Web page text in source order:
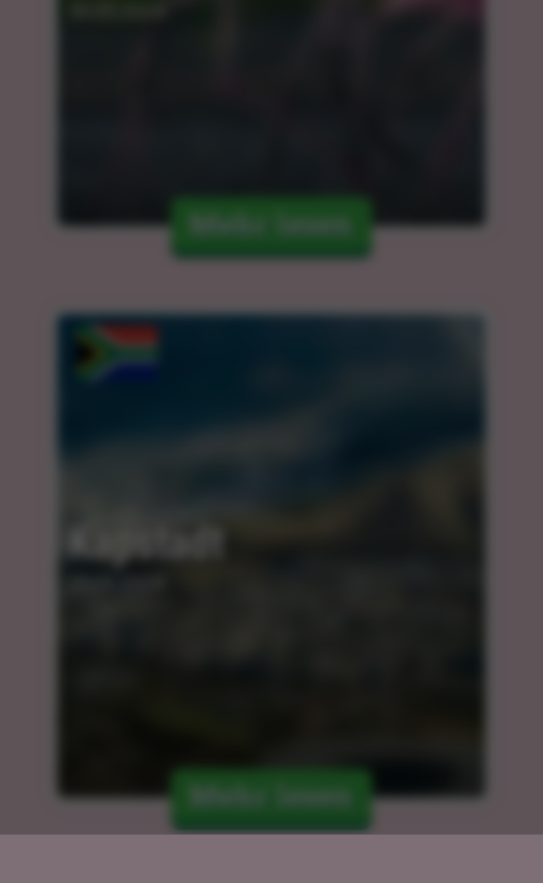
Mehr lesen
Kapstadt
Mehr lesen